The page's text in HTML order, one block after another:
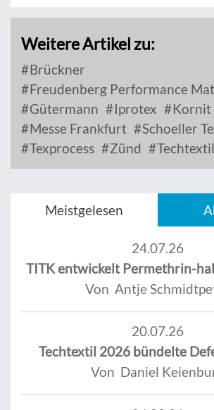
Weitere Artikel zu:
Brückner
Freudenberg Performance
Gütermann
Iprotex
Kornit
Messe Frankfurt
Schoeller
Texprocess
Zünd Techtextil
Meistgelesen
24.07.26
TITK entwickelt Permethrin-
Von Antje
20.07.26
Techtextil 2026 bündelte
Von Daniel